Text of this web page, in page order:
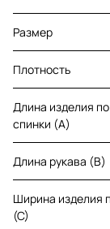
Размер
Плотность
Длина изделия
спинки (A)
Длина рукава (B)
Ширина изделия
(С)